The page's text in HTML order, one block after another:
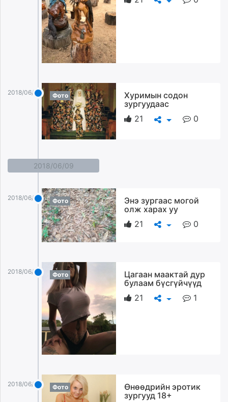
2018/06/12 Фото
Хуримын содон
зургуудаас
21
0
2018/06/09
2018/06/09 Фото
Энэ зургаас могой
олж харах уу
21
0
2018/06/09 Фото
Цагаан маактай дур
булаам бүсгүйчүүд
21
1
2018/06/09 Фото
Өнөөдрийн эротик
зургууд 18+